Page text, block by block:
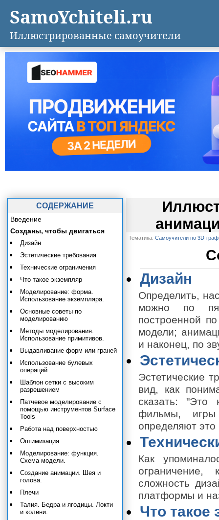
Тематика: Самоучители по 3D-
Дизайн
Определить,
можно по
построенной
модели;
и наконец, по
Эстетические
вид, как
сказать: "Это
фильмы, игры
определяют
Как
ограничение,
сложность
платформы и
Что такое
СОДЕРЖАНИЕ
Введение
Созданы, чтобы двигаться
Дизайн
Эстетические требования
Технические ограничения
Что такое экземпляр
Моделирование: форма.
Использование экземпляра.
Основные советы по
моделированию
Методы моделирования.
Использование примитивов.
Выдавливание форм или граней
Использование булевых
операций
Шаблон сетки с высоким
разрешением
Патчевое моделирование с
помощью инструментов Surface
Tools
Работа над поверхностью
Оптимизация
Моделирование: функция.
Схема модели.
Создание анимации. Шея и
голова.
Плечи
Талия. Бедра и ягодицы. Локти
и колени.
SamoYchiteli.ru
Иллюстрированные самоучители